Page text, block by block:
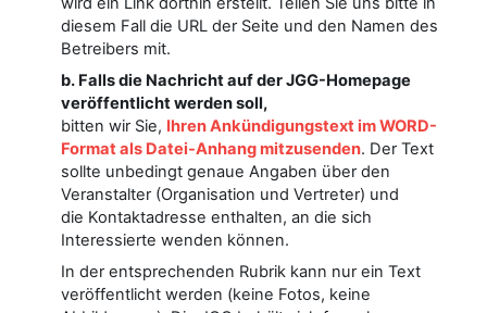
diesem Fall die URL der Seite und den Namen des
Betreibers mit.
b. Falls die Nachricht auf der JGG-Homepage
veröffentlicht werden soll,
bitten wir Sie, Ihren Ankündigungstext im WORD-
Format als Datei-Anhang mitzusenden. Der Text
sollte unbedingt genaue Angaben über den
Veranstalter (Organisation und Vertreter) und
die Kontaktadresse enthalten, an die sich
Interessierte wenden können.
In der entsprechenden Rubrik kann nur ein Text
veröffentlicht werden (keine Fotos, keine